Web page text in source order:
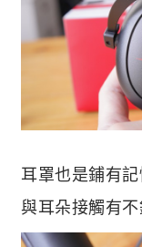
耳罩也是鋪有
與耳朵接觸有不